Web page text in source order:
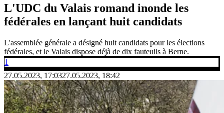
L'UDC du Valais romand inonde les
fédérales en lançant huit candidats
L'assemblée générale a désigné huit candidats pour les élections
fédérales, et le Valais dispose déjà de dix fauteuils à Berne.
1
27.05.2023, 17:0327.05.2023, 18:42